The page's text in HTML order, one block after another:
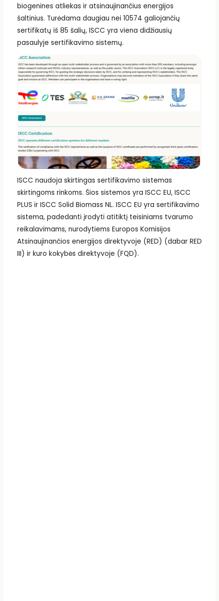
biogenines atliekas ir atsinaujinančius energijos
šaltinius. Turėdama daugiau nei 10574 galiojančių
sertifikatų iš 85 šalių, ISCC yra viena didžiausių
pasaulyje sertifikavimo sistemų.
ISCC naudoja skirtingas sertifikavimo sistemas
skirtingoms rinkoms. Šios sistemos yra ISCC EU, ISCC
PLUS ir ISCC Solid Biomass NL. ISCC EU yra sertifikavimo
sistema, padedanti įrodyti atitiktį teisiniams tvarumo
reikalavimams, nurodytiems Europos Komisijos
Atsinaujinančios energijos direktyvoje (RED) (dabar RED
III) ir kuro kokybės direktyvoje (FQD).